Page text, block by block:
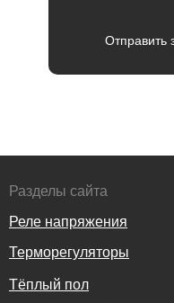
Отправить
Разделы сайта
Реле напряжения
Терморегуляторы
Тёплый пол